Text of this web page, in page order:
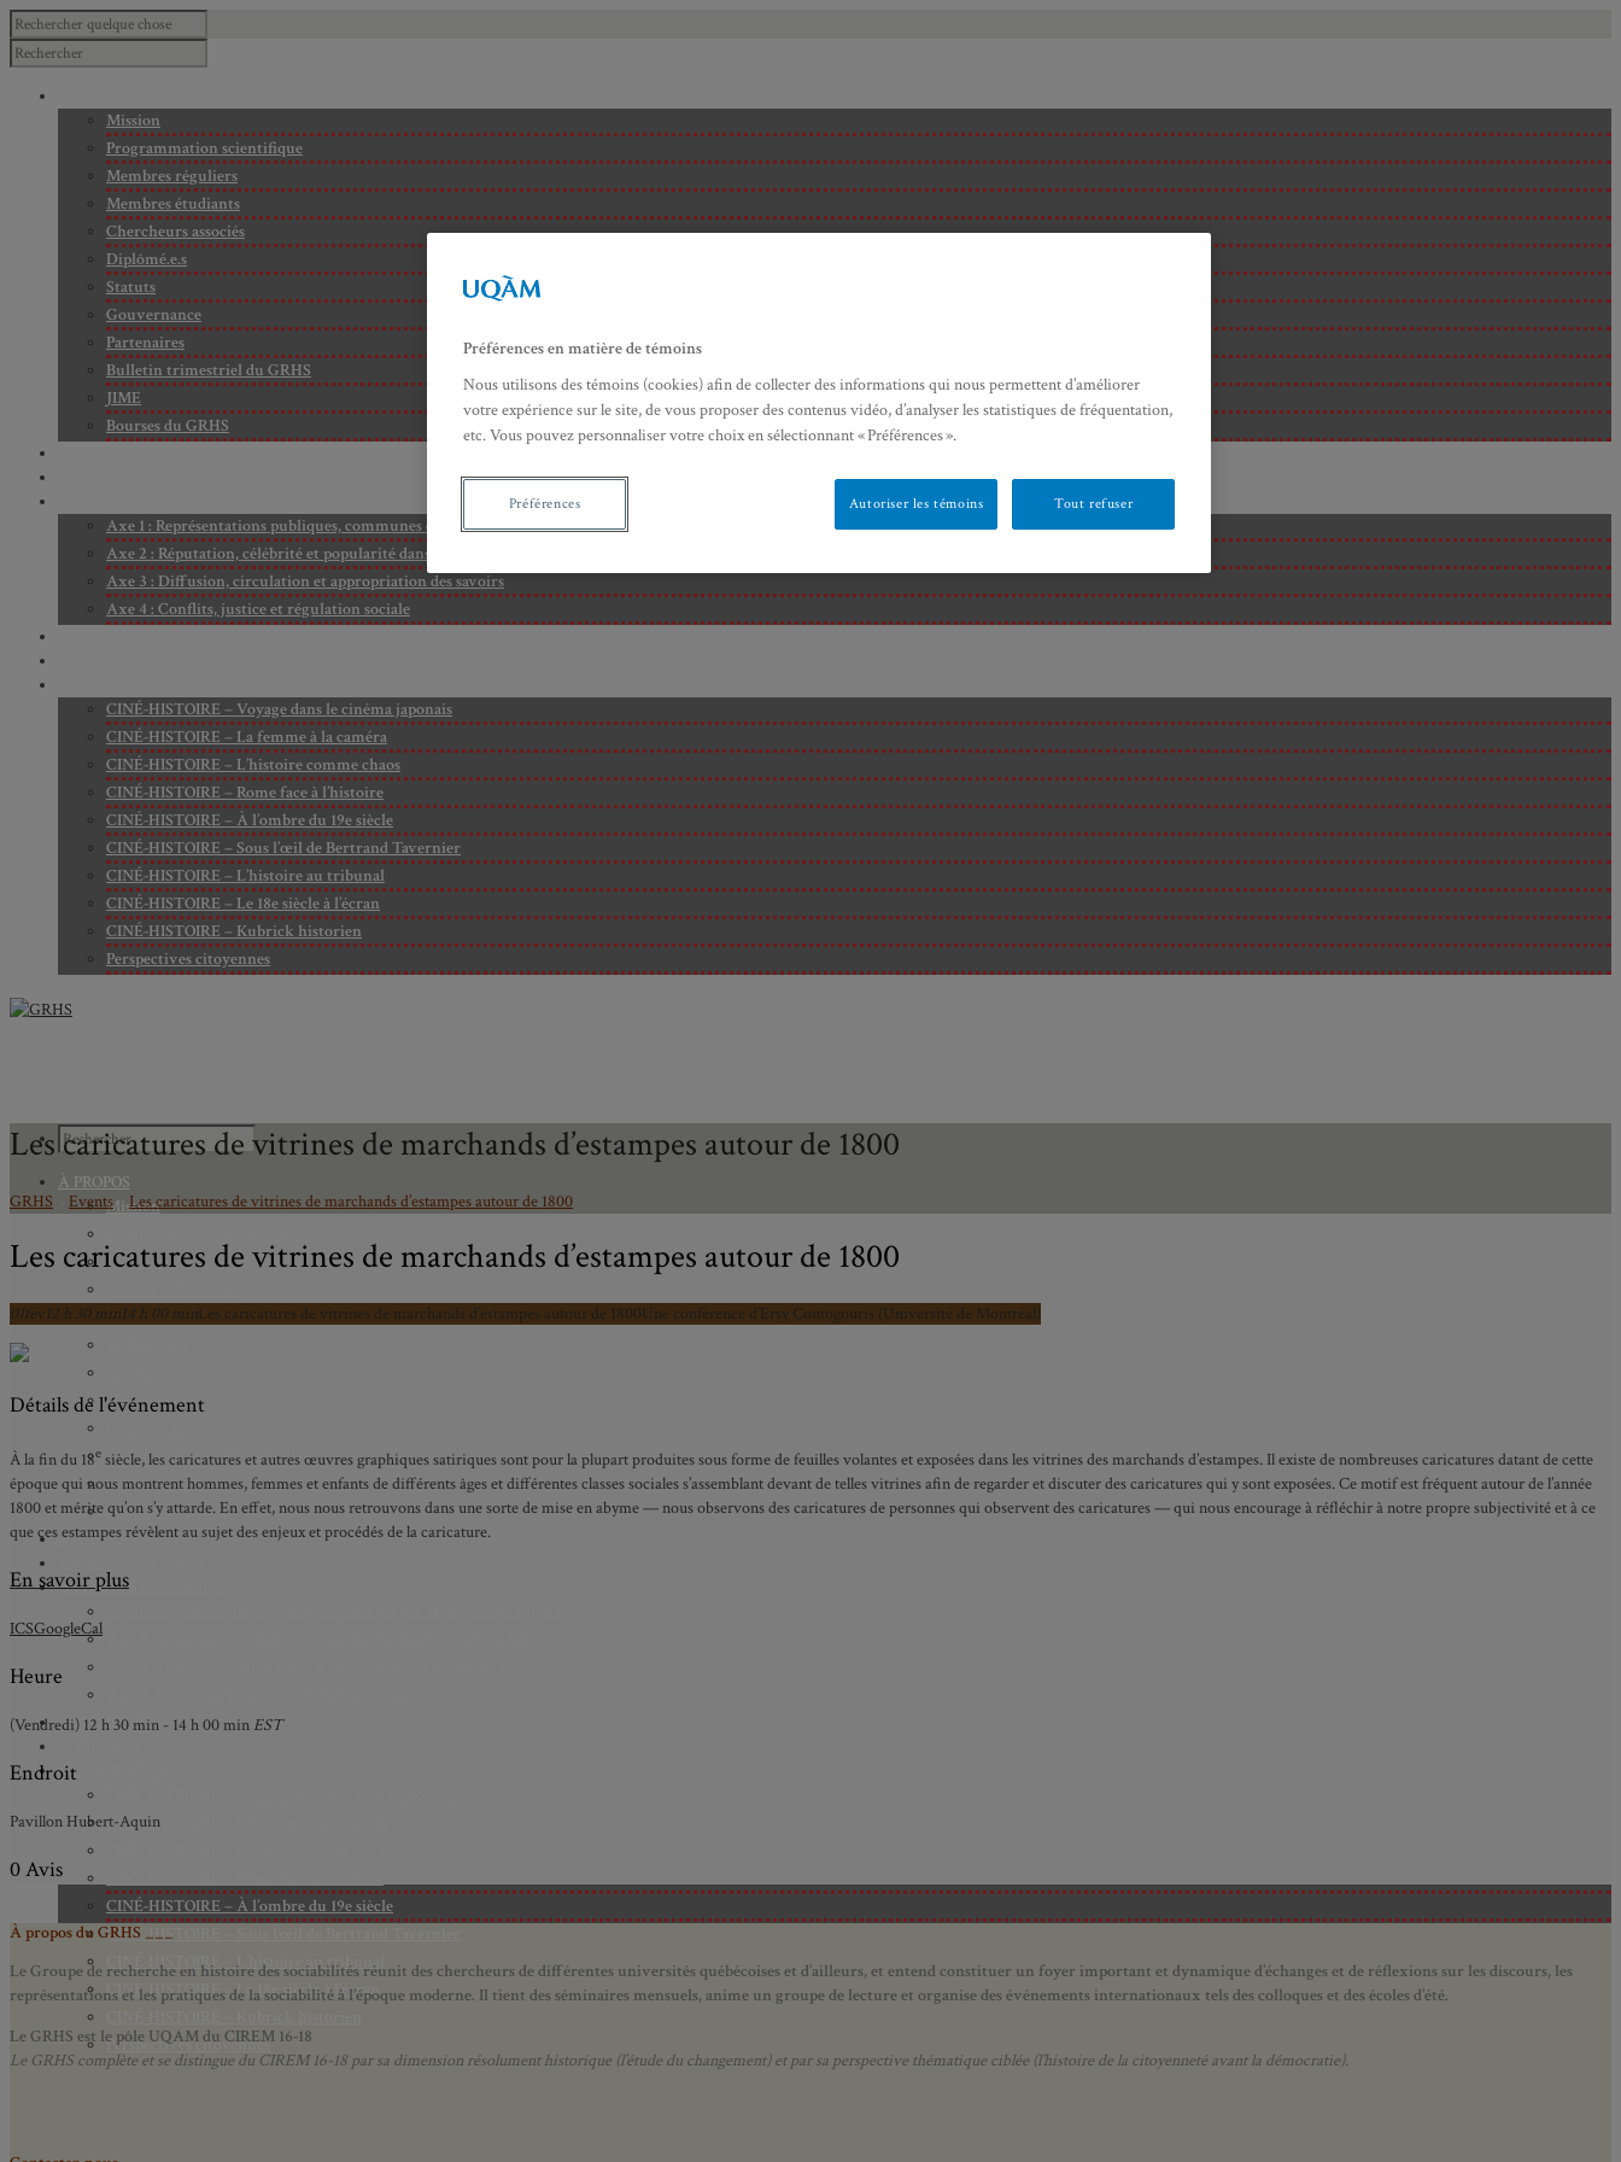
Mission
Programmation scientifique
Membres réguliers
Membres étudiants
Chercheurs associés
Diplômé.e.s
Statuts
Gouvernance
Partenaires
Bulletin trimestriel du GRHS
JIME
Bourses du GRHS
Axe 1 : Représentations publiques, communes et privées de la Cité
Axe 2 : Réputation, célébrité et popularité dans l’espace public
Axe 3 : Diffusion, circulation et appropriation des savoirs
Axe 4 : Conflits, justice et régulation sociale
CINÉ-HISTOIRE – Voyage dans le cinéma japonais
CINÉ-HISTOIRE – La femme à la caméra
CINÉ-HISTOIRE – L’histoire comme chaos
CINÉ-HISTOIRE – Rome face à l’histoire
CINÉ-HISTOIRE – À l’ombre du 19e siècle
CINÉ-HISTOIRE – Sous l’œil de Bertrand Tavernier
CINÉ-HISTOIRE – L’histoire au tribunal
CINÉ-HISTOIRE – Le 18e siècle à l’écran
CINÉ-HISTOIRE – Kubrick historien
Perspectives citoyennes
À PROPOS
Mission
Membres réguliers
Chercheurs associés
Gouvernance
Bulletin trimestriel du GRHS
JIME
Bourses du GRHS
ARCHIVES
AXES DE RECHERCHE
BIBLIOTHÈQUE
MÉDIATHÈQUE
CINÉ-HISTOIRE – La femme à la caméra
CINÉ-HISTOIRE – À l’ombre du 19e siècle
CINÉ-HISTOIRE – Sous l’œil de Bertrand Tavernier
CINÉ-HISTOIRE – L’histoire au tribunal
CINÉ-HISTOIRE – Le 18e siècle à l’écran
Perspectives citoyennes
Les caricatures de vitrines de marchands d’estampes autour de 1800
GRHS Events>Les caricatures de vitrines de marchands d’estampes autour de 1800
Les caricatures de vitrines de marchands d’estampes autour de 1800
01fév 12 h 30 min14 h 00 minLes caricatures de vitrines de marchands d’estampes autour de 1800Une conférence d’Ersy Contogouris (Université de Montréal)
Détails de l'événement
À la fin du 18e siècle, les caricatures et autres œuvres graphiques satiriques sont pour la plupart produites sous forme de feuilles volantes et exposées dans les vitrines des marchands d’estampes. Il existe de nombreuses caricatures datant de cette
époque qui nous montrent hommes, femmes et enfants de différents âges et différentes classes sociales s’assemblant devant de telles vitrines afin de regarder et discuter des caricatures qui y sont exposées. Ce motif est fréquent autour de l’année
1800 et mérite qu’on s’y attarde. En effet, nous nous retrouvons dans une sorte de mise en abyme — nous observons des caricatures de personnes qui observent des caricatures — qui nous encourage à réfléchir à notre propre subjectivité et à ce
que ces estampes révèlent au sujet des enjeux et procédés de la caricature.
En savoir plus
ICSGoogleCal
Heure
(Vendredi) 12 h 30 min - 14 h 00 min EST
Endroit
Pavillon Hubert-Aquin
0 Avis
À propos du GRHS ___
Le Groupe de recherche en histoire des sociabilités réunit des chercheurs de différentes universités québécoises et d’ailleurs, et entend constituer un foyer important et dynamique d’échanges et de réflexions sur les discours, les
représentations et les pratiques de la sociabilité à l’époque moderne. Il tient des séminaires mensuels, anime un groupe de lecture et organise des événements internationaux tels des colloques et des écoles d’été.
Le GRHS est le pôle UQAM du CIREM 16-18
Le GRHS complète et se distingue du CIREM 16-18 par sa dimension résolument historique (l’étude du changement) et par sa perspective thématique ciblée (l’histoire de la citoyenneté avant la démocratie).
Préférences en matière de témoins
Nous utilisons des témoins (cookies) afin de collecter des informations qui nous permettent d’améliorer
votre expérience sur le site, de vous proposer des contenus vidéo, d’analyser les statistiques de fréquentation,
etc. Vous pouvez personnaliser votre choix en sélectionnant « Préférences ».
Tout refuser
Autoriser les témoins
Préférences